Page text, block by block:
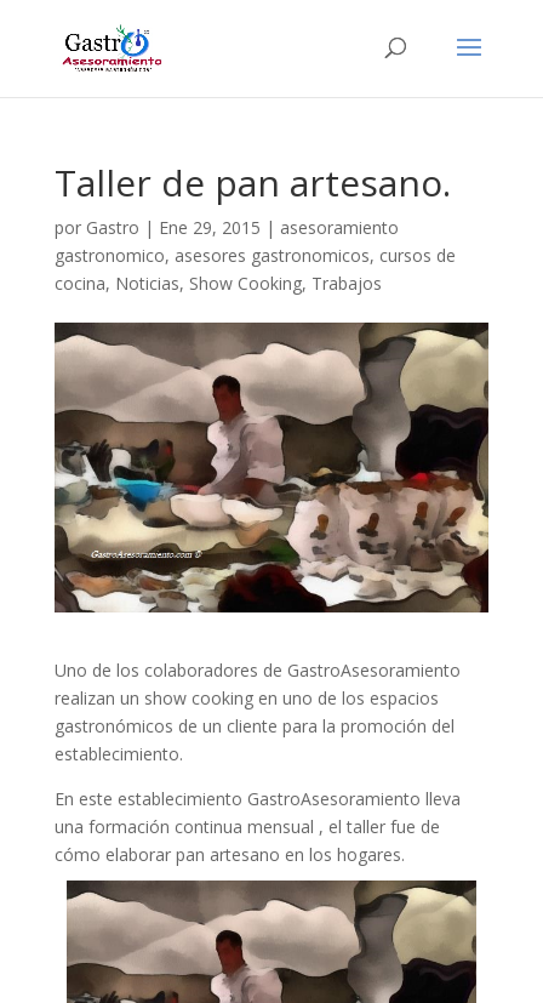
Taller de pan artesano.
por Gastro | Ene 29, 2015 | asesoramiento
gastronomico, asesores gastronomicos, cursos de
cocina, Noticias, Show Cooking, Trabajos
Uno de los colaboradores de GastroAsesoramiento
realizan un show cooking en uno de los espacios
gastronómicos de un cliente para la promoción del
establecimiento.
En este establecimiento GastroAsesoramiento lleva
una formación continua mensual , el taller fue de
cómo elaborar pan artesano en los hogares.